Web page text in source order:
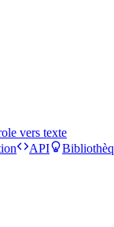
vers texte
API